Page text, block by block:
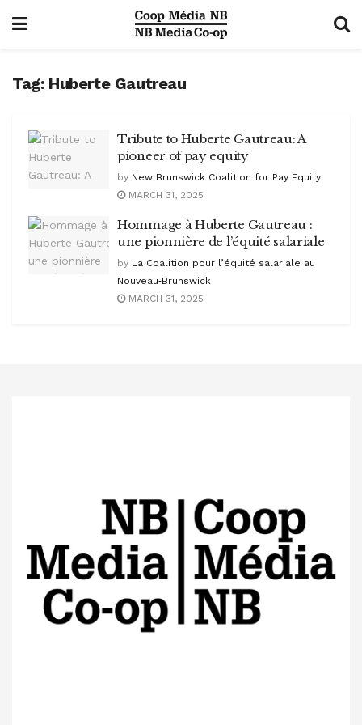
Tag: Huberte Gautreau
Tribute to Huberte Gautreau: A
pioneer of pay equity
by New Brunswick Coalition for Pay Equity
MARCH 31, 2025
Hommage à Huberte Gautreau :
une pionnière de l’équité salariale
by La Coalition pour l’équité salariale au
Nouveau‑Brunswick
MARCH 31, 2025